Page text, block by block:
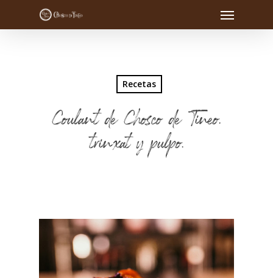
Recetas
Coulant de Chosco de Tineo,
trinxat y pulpo.